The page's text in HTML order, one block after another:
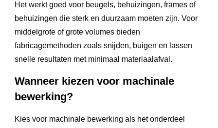
Het werkt goed voor beugels, behuizingen, frames of
behuizingen die sterk en duurzaam moeten zijn. Voor
middelgrote of grote volumes bieden
fabricagemethoden zoals snijden, buigen en lassen
snelle resultaten met minimaal materiaalafval.
Wanneer kiezen voor machinale
bewerking?
Kies voor machinale bewerking als het onderdeel